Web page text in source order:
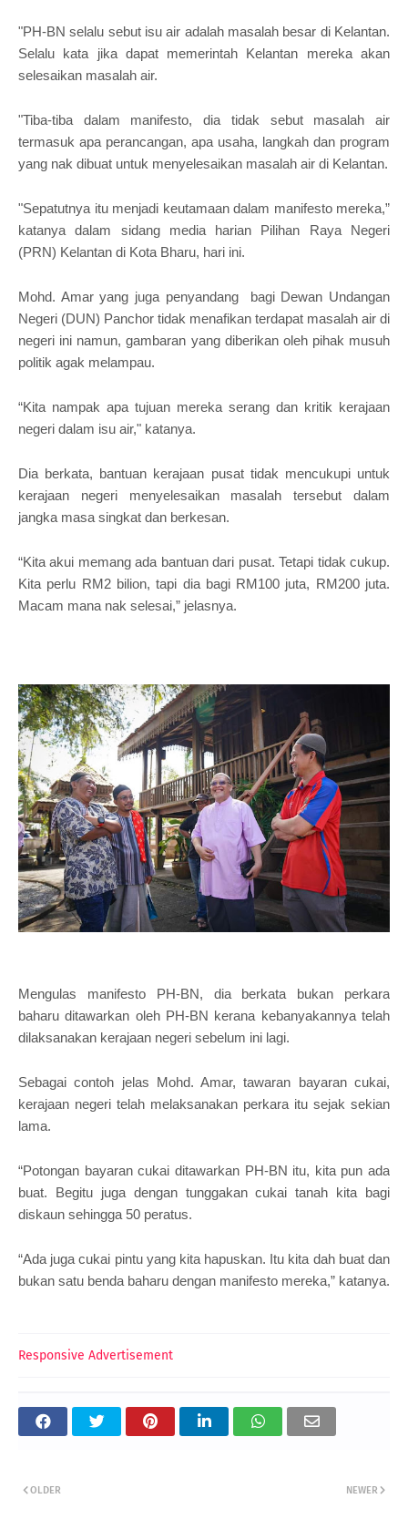
"PH-BN selalu sebut isu air adalah masalah besar di Kelantan.
Selalu kata jika dapat memerintah Kelantan mereka akan
selesaikan masalah air.
"Tiba-tiba dalam manifesto, dia tidak sebut masalah air
termasuk apa perancangan, apa usaha, langkah dan program
yang nak dibuat untuk menyelesaikan masalah air di Kelantan.
"Sepatutnya itu menjadi keutamaan dalam manifesto mereka,”
katanya dalam sidang media harian Pilihan Raya Negeri
(PRN) Kelantan di Kota Bharu, hari ini.
Mohd. Amar yang juga penyandang bagi Dewan Undangan
Negeri (DUN) Panchor tidak menafikan terdapat masalah air di
negeri ini namun, gambaran yang diberikan oleh pihak musuh
politik agak melampau.
“Kita nampak apa tujuan mereka serang dan kritik kerajaan
negeri dalam isu air," katanya.
Dia berkata, bantuan kerajaan pusat tidak mencukupi untuk
kerajaan negeri menyelesaikan masalah tersebut dalam
jangka masa singkat dan berkesan.
“Kita akui memang ada bantuan dari pusat. Tetapi tidak cukup.
Kita perlu RM2 bilion, tapi dia bagi RM100 juta, RM200 juta.
Macam mana nak selesai,” jelasnya.
Mengulas manifesto PH-BN, dia berkata bukan perkara
baharu ditawarkan oleh PH-BN kerana kebanyakannya telah
dilaksanakan kerajaan negeri sebelum ini lagi.
Sebagai contoh jelas Mohd. Amar, tawaran bayaran cukai,
kerajaan negeri telah melaksanakan perkara itu sejak sekian
lama.
“Potongan bayaran cukai ditawarkan PH-BN itu, kita pun ada
buat. Begitu juga dengan tunggakan cukai tanah kita bagi
diskaun sehingga 50 peratus.
“Ada juga cukai pintu yang kita hapuskan. Itu kita dah buat dan
bukan satu benda baharu dengan manifesto mereka,” katanya.
Responsive Advertisement
NEWER
OLDER